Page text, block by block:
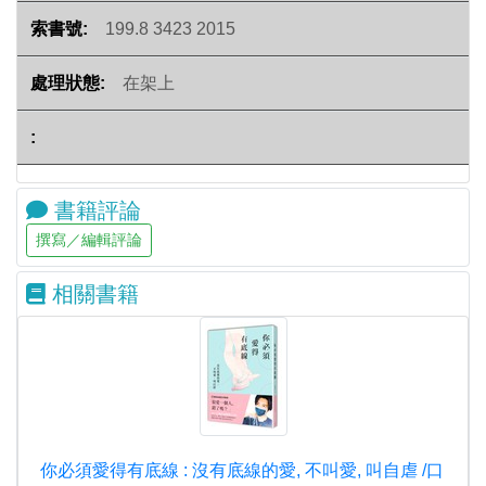
199.8 3423 2015
在架上
書籍評論
相關書籍
你必須愛得有底線 : 沒有底線的愛, 不叫愛, 叫自虐 /口